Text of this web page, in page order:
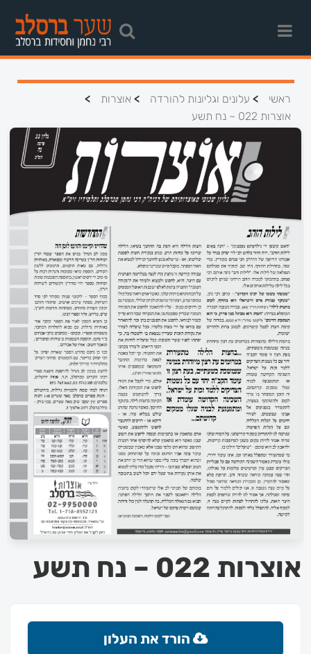
ראשי > עלונים וגליונות להורדה > אוצרות >
אוצרות 022 – נח תשע
אוצרות 022 – נח תשע
הורד את העלון